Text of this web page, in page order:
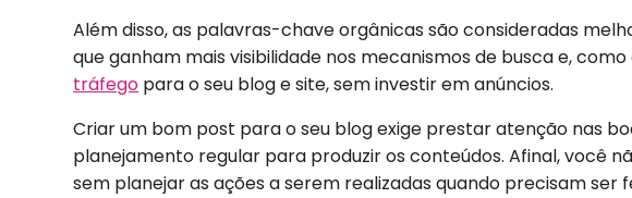
Além disso, as palavras-chave orgânicas são consideradas
que ganham mais visibilidade nos mecanismos de busca e,
tráfego para o seu blog e site, sem investir em anúncios.
Criar um bom post para o seu blog exige prestar atenção nas
planejamento regular para produzir os conteúdos. Afinal, você
sem planejar as ações a serem realizadas quando precisam ser